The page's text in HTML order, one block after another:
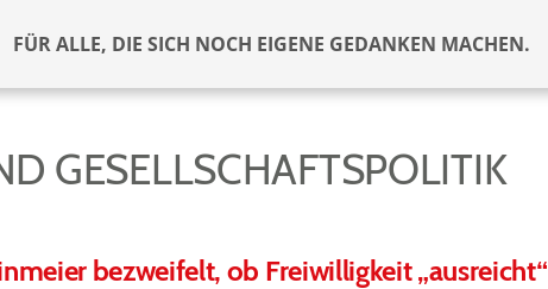
FÜR ALLE, DIE SICH NOCH EIGENE GEDANKEN MACHEN.
GESELLSCHAFTSPOLITIK
bezweifelt, ob Freiwilligkeit „ausreicht“